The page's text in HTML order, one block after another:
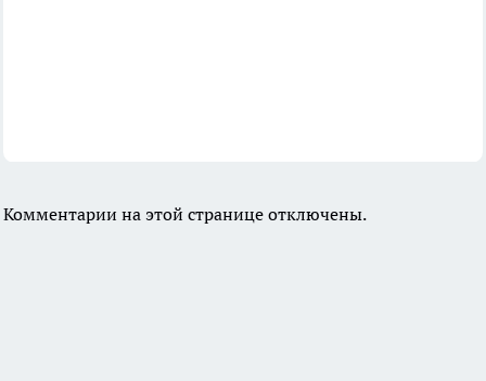
Комментарии на этой странице отключены.